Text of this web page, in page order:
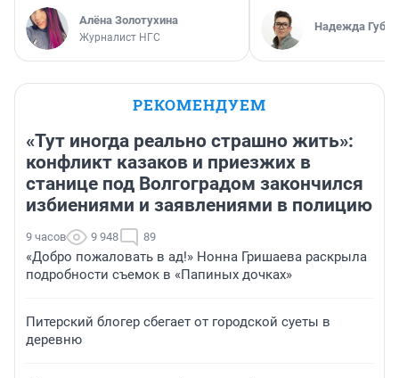
Алёна Золотухина
Журналист НГС
Надежда
РЕКОМЕНДУЕМ
«Тут иногда реально страшно жить»:
конфликт казаков и приезжих в
станице под Волгоградом закончился
избиениями и заявлениями в полицию
9 часов 9 948 89
«Добро пожаловать в ад!» Нонна Гришаева раскрыла
подробности съемок в «Папиных дочках»
Питерский блогер сбегает от городской суеты в
деревню